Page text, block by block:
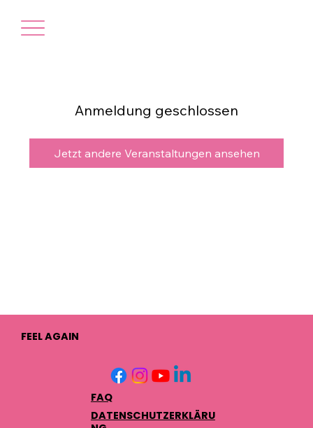
Anmeldung geschlossen
Jetzt andere Veranstaltungen ansehen
FEEL AGAIN
FAQ
DATENSCHUTZERKLÄRU